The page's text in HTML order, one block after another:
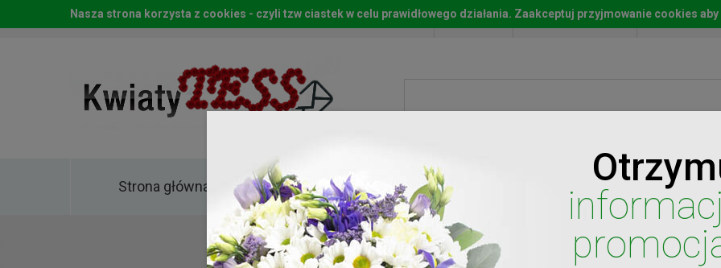
Start Moje konto Lista
Strona główna Kwiaty
Nasza strona korzysta z cookies - czyli tzw ciastek w celu prawidłowego działania. Zaakceptuj przyjmowanie cookies